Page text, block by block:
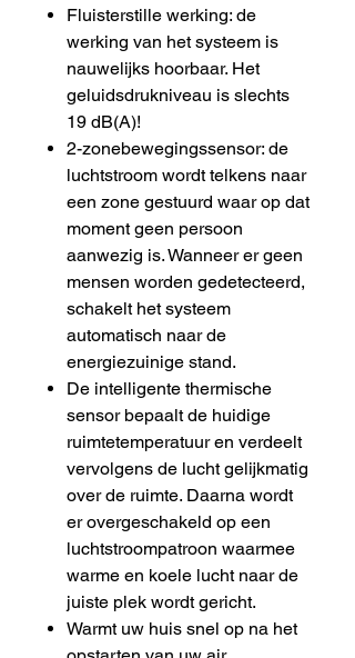
Fluisterstille werking: de
werking van het systeem is
nauwelijks hoorbaar. Het
geluidsdrukniveau is slechts
19 dB(A)!
2-zonebewegingssensor: de
luchtstroom wordt telkens naar
een zone gestuurd waar op dat
moment geen persoon
aanwezig is. Wanneer er geen
mensen worden gedetecteerd,
schakelt het systeem
automatisch naar de
energiezuinige stand.
De intelligente thermische
sensor bepaalt de huidige
ruimtetemperatuur en verdeelt
vervolgens de lucht gelijkmatig
over de ruimte. Daarna wordt
er overgeschakeld op een
luchtstroompatroon waarmee
warme en koele lucht naar de
juiste plek wordt gericht.
Warmt uw huis snel op na het